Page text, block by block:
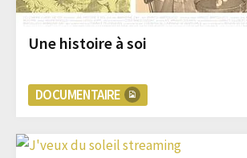
Une histoire à soi
DOCUMENTAIRE